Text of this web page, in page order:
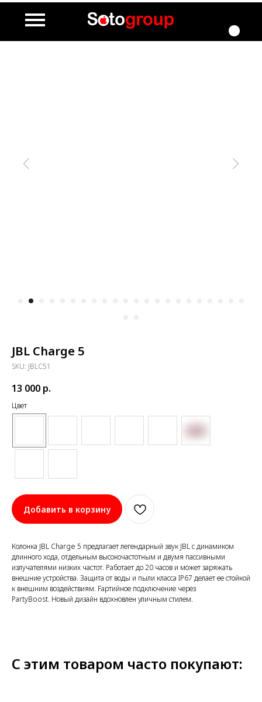
JBL Charge 5
SKU: JBLC51
13 000 р.
Цвет
Добавить в корзину
Колонка JBL Charge 5 предлагает легендарный звук JBL с динамиком
длинного хода, отдельным высокочастотным и двумя пассивными
излучателями низких частот. Работает до 20 часов и может заряжать
внешние устройства. Защита от воды и пыли класса IP67 делает ее стойкой
к внешним воздействиям. Fартийное подключение через
PartyBoost. Новый дизайн вдохновлен уличным стилем.
С этим товаром часто покупают: